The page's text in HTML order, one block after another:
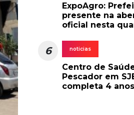
ExpoAgro:
presente na
oficial nesta
6 noticias
Centro de
Pescador em
completa 4 anos